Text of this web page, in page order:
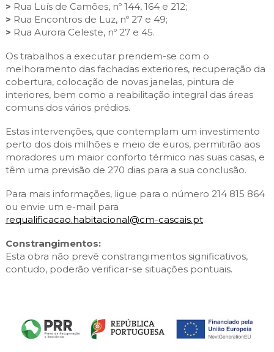
> Rua Luís de Camões, nº 144, 164 e 212;
> Rua Encontros de Luz, nº 27 e 49;
> Rua Aurora Celeste, nº 27 e 45.
Os trabalhos a executar prendem-se com o
melhoramento das fachadas exteriores, recuperação da
cobertura, colocação de novas janelas, pintura de
interiores, bem como a reabilitação integral das áreas
comuns dos vários prédios.
Estas intervenções, que contemplam um investimento
perto dos dois milhões e meio de euros, permitirão aos
moradores um maior conforto térmico nas suas casas, e
têm uma previsão de 270 dias para a sua conclusão.
Para mais informações, ligue para o número 214 815 864
ou envie um e-mail para
requalificacao.habitacional@cm-cascais.pt
Constrangimentos:
Esta obra não prevê constrangimentos significativos,
contudo, poderão verificar-se situações pontuais.